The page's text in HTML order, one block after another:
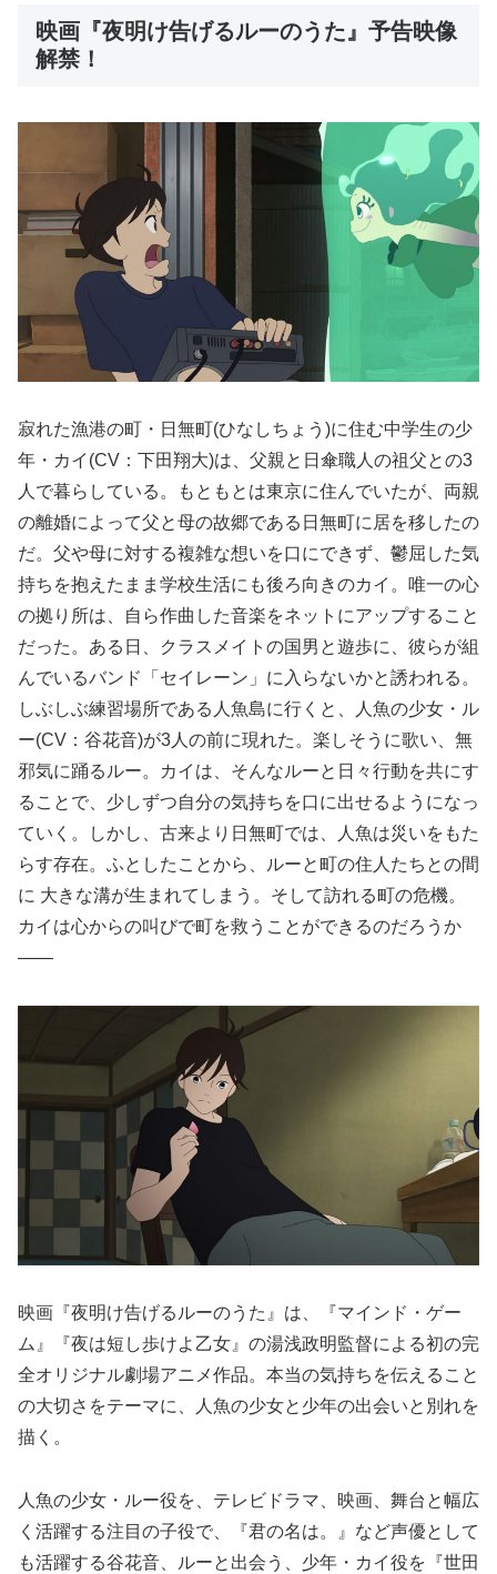
映画『夜明け告げるルーのうた』予告映像
解禁！
寂れた漁港の町・日無町(ひなしちょう)に住む中学生の少
年・カイ(CV：下田翔大)は、父親と日傘職人の祖父との3
人で暮らしている。もともとは東京に住んでいたが、両親
の離婚によって父と母の故郷である日無町に居を移したの
だ。父や母に対する複雑な想いを口にできず、鬱屈した気
持ちを抱えたまま学校生活にも後ろ向きのカイ。唯一の心
の拠り所は、自ら作曲した音楽をネットにアップすること
だった。ある日、クラスメイトの国男と遊歩に、彼らが組
んでいるバンド「セイレーン」に入らないかと誘われる。
しぶしぶ練習場所である人魚島に行くと、人魚の少女・ル
ー(CV：谷花音)が3人の前に現れた。楽しそうに歌い、無
邪気に踊るルー。カイは、そんなルーと日々行動を共にす
ることで、少しずつ自分の気持ちを口に出せるようになっ
ていく。しかし、古来より日無町では、人魚は災いをもた
らす存在。ふとしたことから、ルーと町の住人たちとの間
に 大きな溝が生まれてしまう。そして訪れる町の危機。
カイは心からの叫びで町を救うことができるのだろうか
――
映画『夜明け告げるルーのうた』は、『マインド・ゲー
ム』『夜は短し歩けよ乙女』の湯浅政明監督による初の完
全オリジナル劇場アニメ作品。本当の気持ちを伝えること
の大切さをテーマに、人魚の少女と少年の出会いと別れを
描く。
人魚の少女・ルー役を、テレビドラマ、映画、舞台と幅広
く活躍する注目の子役で、『君の名は。』など声優として
も活躍する谷花音、ルーと出会う、少年・カイ役を『世田